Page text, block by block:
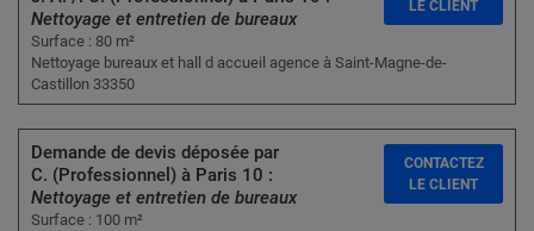
Nettoyage et entretien de bureaux
Surface : 80 m²
Nettoyage bureaux et hall d accueil agence à Saint-Magne-de-
Castillon 33350
LE CLIENT
Demande de devis déposée par
C. (Professionnel) à Paris 10 :
Nettoyage et entretien de bureaux
Surface : 100 m²
CONTACTEZ
LE CLIENT